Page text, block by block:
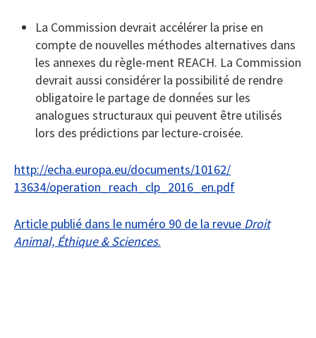
La Commission devrait accélérer la prise en
compte de nouvelles méthodes alternatives dans
les annexes du règle-ment REACH. La Commission
devrait aussi considérer la possibilité de rendre
obligatoire le partage de données sur les
analogues structuraux qui peuvent être utilisés
lors des prédictions par lecture-croisée.
http://echa.europa.eu/documents/10162/
13634/operation_reach_clp_2016_en.pdf
Article publié dans le numéro 90 de la revue Droit
Animal, Éthique & Sciences.